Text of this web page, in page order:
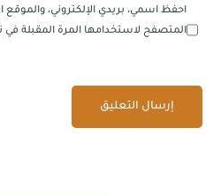
احفظ اسمي، بريدي الإلكتروني، والموقع
المتصفح لاستخدامها المرة المقبلة في